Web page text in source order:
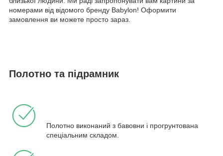
номерами від відомого бренду Babylon! Оформити
замовлення ви можете просто зараз.
Полотно та підрамник
Полотно виконаний з бавовни і прогрунтована
спеціальним складом.